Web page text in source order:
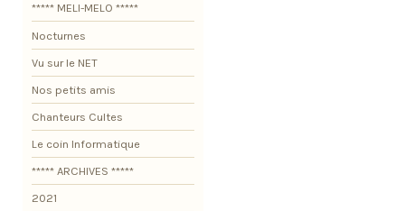
***** MELI-MELO *****
Nocturnes
Vu sur le NET
Nos petits amis
Chanteurs Cultes
Le coin Informatique
***** ARCHIVES *****
2021